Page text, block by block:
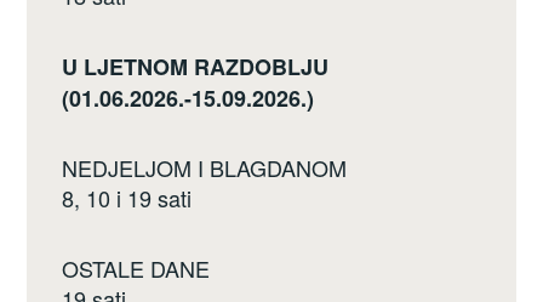
U LJETNOM RAZDOBLJU
(01.06.2026.-15.09.2026.)
NEDJELJOM I BLAGDANOM
8, 10 i 19 sati
OSTALE DANE